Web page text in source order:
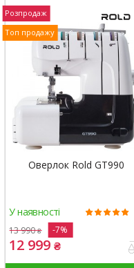
Розпродаж
Топ продажу
Оверлок Rold GT990
У наявності
12 999₴
13 990₴ -7%